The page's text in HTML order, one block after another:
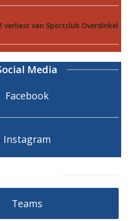
verliest van Sportclub Overdinkel
Media
Facebook
Instagram
Teams